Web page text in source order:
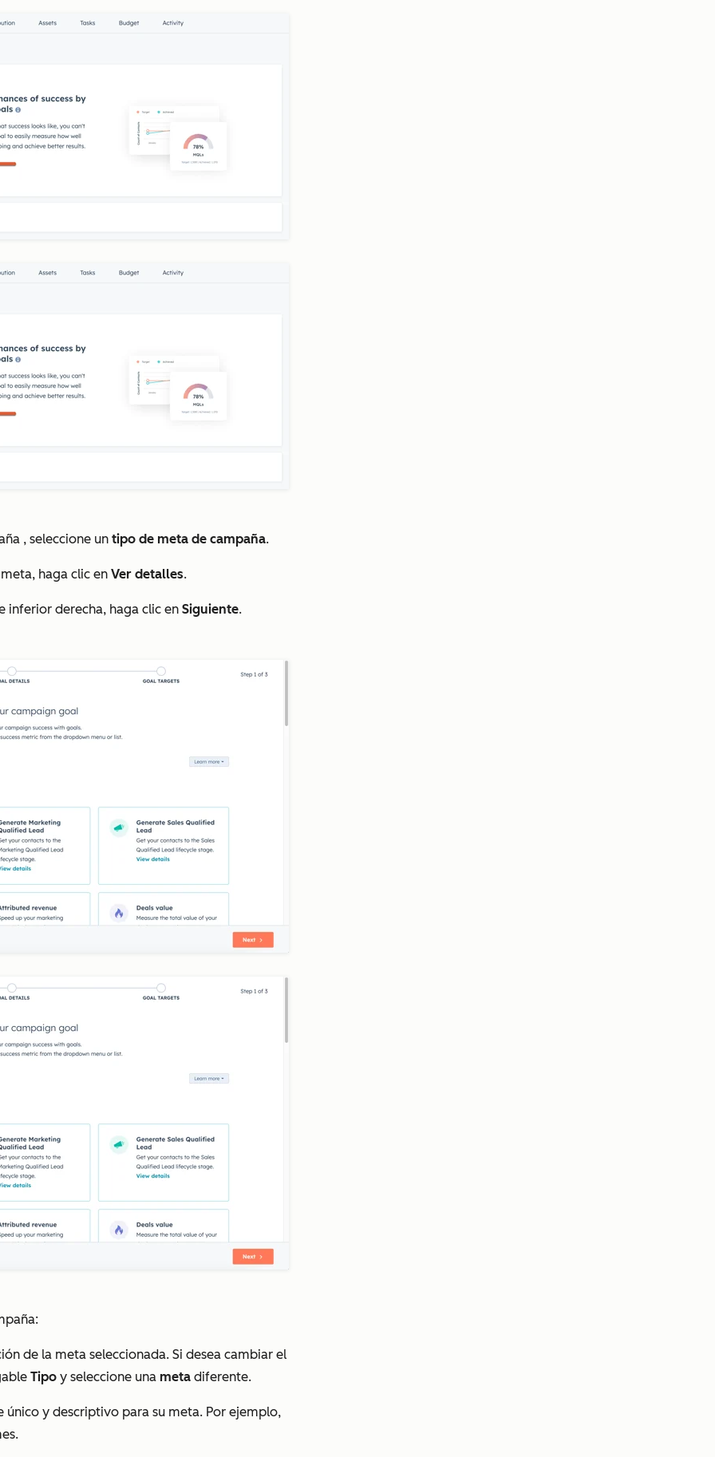
, seleccione un tipo de meta de campaña.
haga clic en Ver detalles.
inferior derecha, haga clic en Siguiente.
de la meta seleccionada. Si desea cambiar el
Tipo y seleccione una meta diferente.
y descriptivo para su meta. Por ejemplo,
.